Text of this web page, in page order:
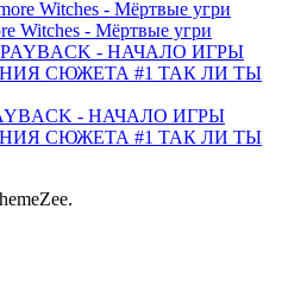
Witches - Мёртвые угри
- НАЧАЛО ИГРЫ
СЮЖЕТА #1 ТАК ЛИ ТЫ